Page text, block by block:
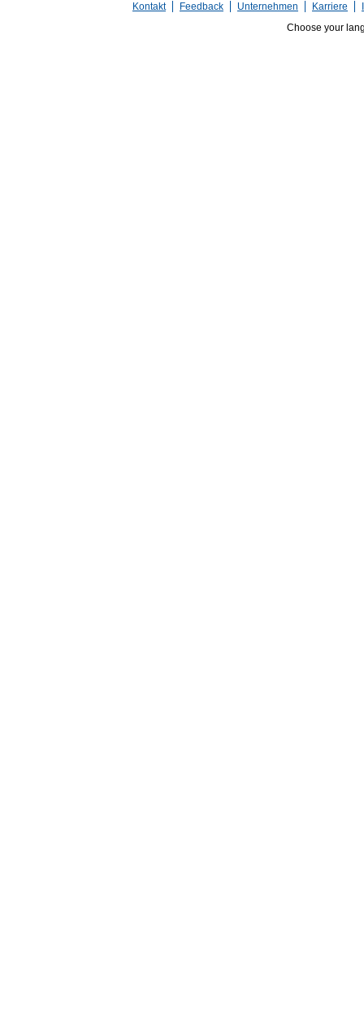
Kontakt Feedback Unternehmen Karriere
Choose your